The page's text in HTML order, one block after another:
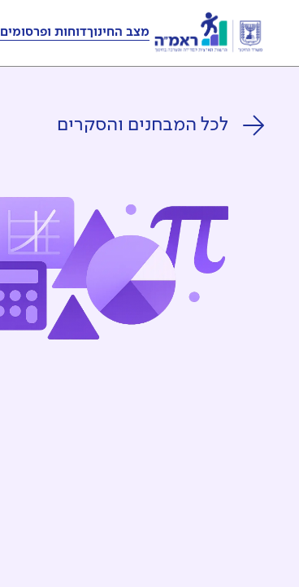
מצב החינוךדוחות ופרסומים
לכל המבחנים והסקרים